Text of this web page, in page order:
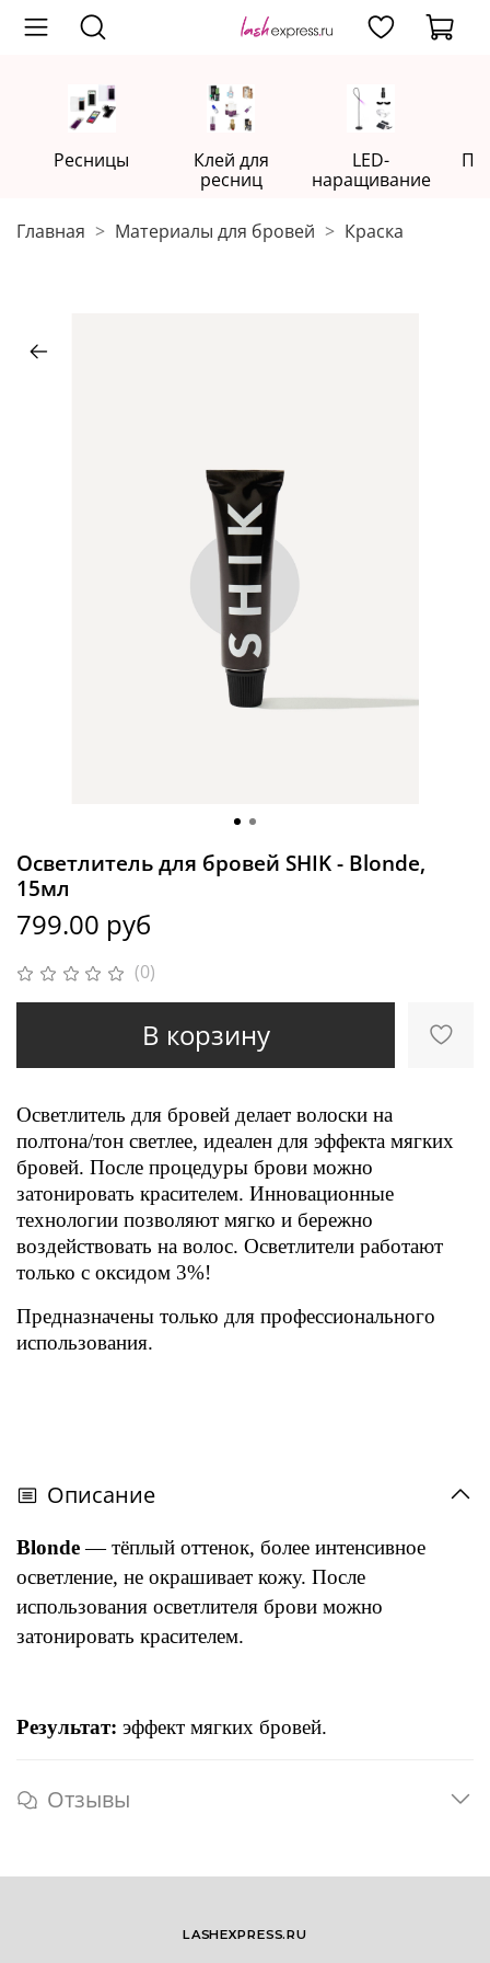
Ресницы
Клей для
ресниц
LED-
наращивание
Главная Материалы для бровей Краска
(0)
Осветлитель для бровей SHIK - Blonde,
15мл
799.00 руб
В корзину
Осветлитель для бровей делает волоски на
полтона/тон светлее, идеален для эффекта мягких
бровей. После процедуры брови можно
затонировать красителем. Инновационные
технологии позволяют мягко и бережно
воздействовать на волос. Осветлители работают
только с оксидом 3%!
Предназначены только для профессионального
использования.
Описание
Blonde— тёплый оттенок, более интенсивное
осветление, не окрашивает кожу. После
использования осветлителя брови можно
затонировать красителем.
Результат: эффект мягких бровей.
Отзывы
LASHEXPRESS.RU